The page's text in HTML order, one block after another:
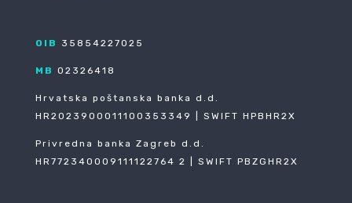
OIB 35854227025
MB 02326418
Hrvatska poštanska banka d.d.
HR2023900011100353349 | SWIFT HPBHR2X
Privredna banka Zagreb d.d.
HR772340009111122764 2 | SWIFT PBZGHR2X